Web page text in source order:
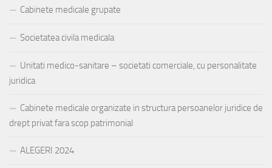
Cabinete medicale grupate
Societatea civila medicala
Unitati medico-sanitare – societati comerciale, cu personalitate
juridica
Cabinete medicale organizate in structura persoanelor juridice de
drept privat fara scop patrimonial
ALEGERI 2024